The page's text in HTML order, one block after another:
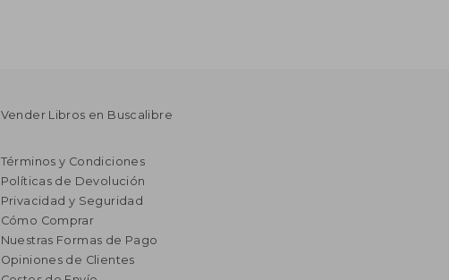
Vender Libros en Buscalibre
Términos y Condiciones
Políticas de Devolución
Privacidad y Seguridad
Cómo Comprar
Nuestras Formas de Pago
Opiniones de Clientes